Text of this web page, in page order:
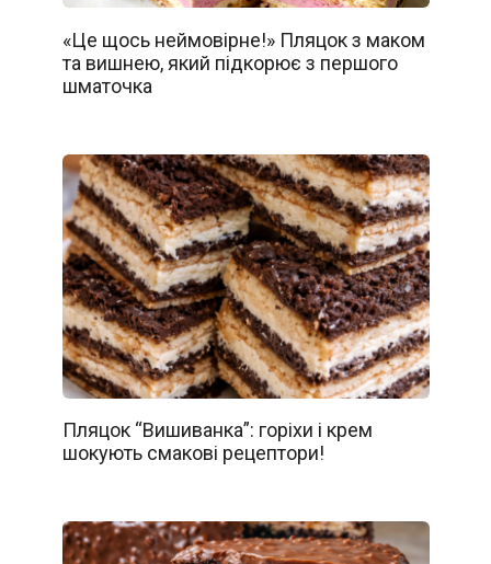
«Це щось неймовірне!» Пляцок з маком
та вишнею, який підкорює з першого
шматочка
Пляцок “Вишиванка”: горіхи і крем
шокують смакові рецептори!